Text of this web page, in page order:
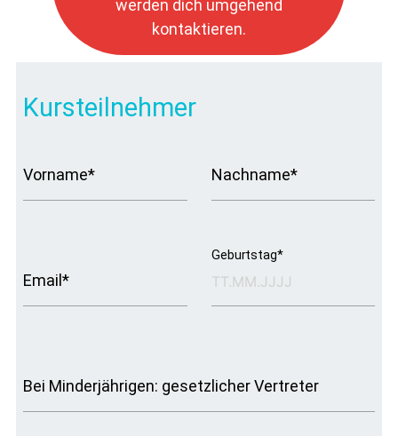
werden dich umgehend
kontaktieren.
Kursteilnehmer
Vorname* Nachname*
Email*
Geburtstag*
Bei Minderjährigen: gesetzlicher Vertreter